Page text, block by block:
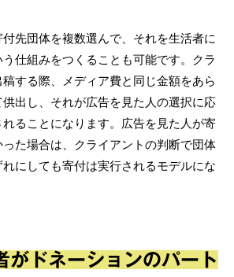
先団体を複数選んで、それを生活者に
仕組みをつくることも可能です。クラ
する際、メディア費と同じ金額をあら
出し、それが広告を見た人の選択に応
れることになります。広告を見た人が寄
た場合は、クライアントの判断で団体
にしても寄付は実行されるモデルにな
がドネーションのパート